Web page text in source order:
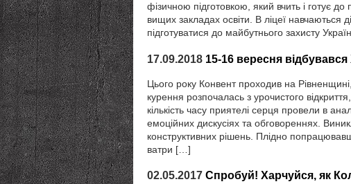
фізичною підготовкою, який вчить і готує
вищих закладах освіти. В ліцеї навчаються
підготуватися до майбутнього захисту
17.09.2018 15-16 вересня
Цього року Конвент проходив на
курення розпочалась з урочистого
кількість часу приятелі серця провели в
емоційних дискусіях та обговореннях.
конструктивних рішень. Плідно
ватри […]
02.05.2017 Спробуй! Харчуйся, як